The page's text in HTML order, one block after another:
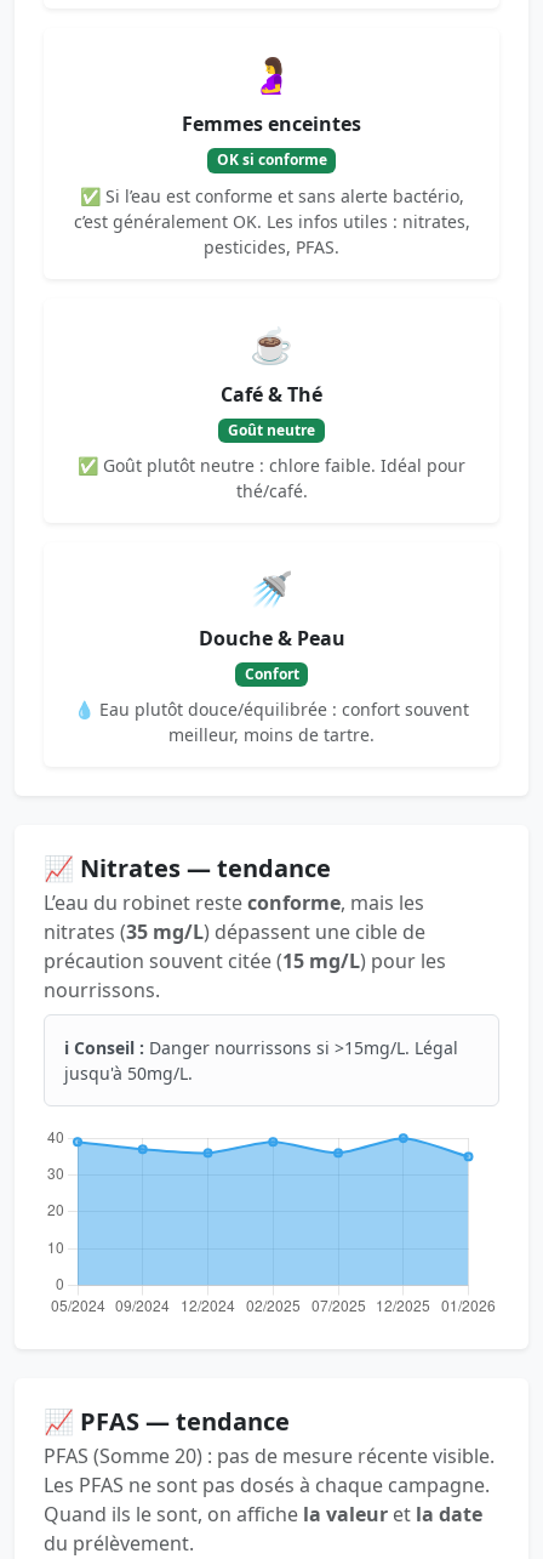
🤰
Femmes enceintes
OK si conforme
✅ Si l’eau est conforme et sans alerte bactério,
c’est généralement OK. Les infos utiles : nitrates,
pesticides, PFAS.
☕
Café & Thé
Goût neutre
✅ Goût plutôt neutre : chlore faible. Idéal pour
thé/café.
🚿
Douche & Peau
Confort
💧 Eau plutôt douce/équilibrée : confort souvent
meilleur, moins de tartre.
📈 Nitrates — tendance
L’eau du robinet resteconforme, mais les
nitrates (35 mg/L) dépassent une cible de
précaution souvent citée (15 mg/L) pour les
nourrissons.
ℹ️ Conseil : Danger nourrissons si >15mg/L. Légal
jusqu'à 50mg/L.
📈 PFAS — tendance
PFAS (Somme 20) : pas de mesure récente visible.
Les PFAS ne sont pas dosés à chaque campagne.
Quand ils le sont, on affiche la valeur et la date
du prélèvement.